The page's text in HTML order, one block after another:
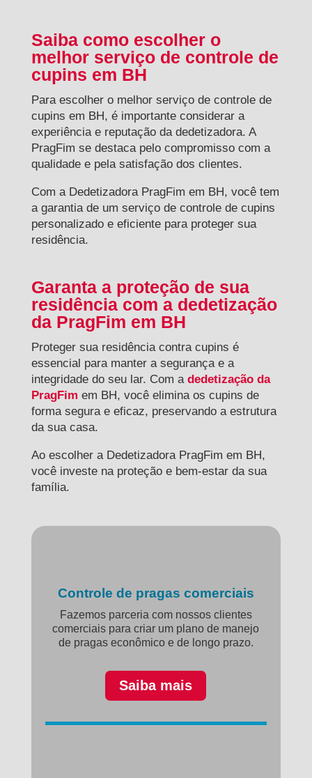
Saiba como escolher o
melhor serviço de controle de
cupins em BH
Para escolher o melhor serviço de controle de
cupins em BH, é importante considerar a
experiência e reputação da dedetizadora. A
PragFim se destaca pelo compromisso com a
qualidade e pela satisfação dos clientes.
Com a Dedetizadora PragFim em BH, você tem
a garantia de um serviço de controle de cupins
personalizado e eficiente para proteger sua
residência.
Garanta a proteção de sua
residência com a dedetização
da PragFim em BH
Proteger sua residência contra cupins é
essencial para manter a segurança e a
integridade do seu lar. Com a dedetização da
PragFim em BH, você elimina os cupins de
forma segura e eficaz, preservando a estrutura
da sua casa.
Ao escolher a Dedetizadora PragFim em BH,
você investe na proteção e bem-estar da sua
família.
Controle de pragas comerciais
Fazemos parceria com nossos clientes
comerciais para criar um plano de manejo
de pragas econômico e de longo prazo.
Saiba mais